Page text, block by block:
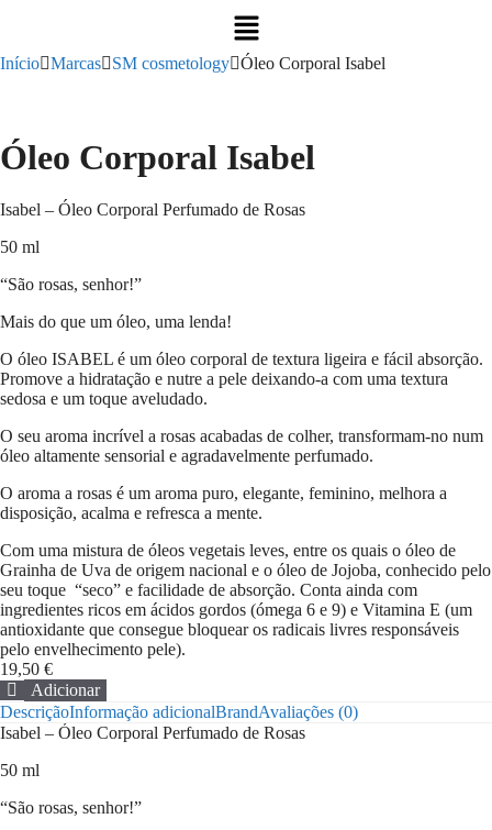
Menu
Início Marcas SM cosmetology Óleo Corporal Isabel
Óleo Corporal Isabel
Isabel – Óleo Corporal Perfumado de Rosas
50 ml
“São rosas, senhor!”
Mais do que um óleo, uma lenda!
O óleo ISABEL é um óleo corporal de textura ligeira e fácil absorção.
Promove a hidratação e nutre a pele deixando-a com uma textura
sedosa e um toque aveludado.
O seu aroma incrível a rosas acabadas de colher, transformam-no num
óleo altamente sensorial e agradavelmente perfumado.
O aroma a rosas é um aroma puro, elegante, feminino, melhora a
disposição, acalma e refresca a mente.
Com uma mistura de óleos vegetais leves, entre os quais o óleo de
Grainha de Uva de origem nacional e o óleo de Jojoba, conhecido pelo
seu toque “seco” e facilidade de absorção. Conta ainda com
ingredientes ricos em ácidos gordos (ómega 6 e 9) e Vitamina E (um
antioxidante que consegue bloquear os radicais livres responsáveis
pelo envelhecimento pele).
19,50 €
Quantidade
de
Óleo
Isabel
Adicionar
DescriçãoInformação adicionalBrandAvaliações (0)
Isabel – Óleo Corporal Perfumado de Rosas
50 ml
“São rosas, senhor!”